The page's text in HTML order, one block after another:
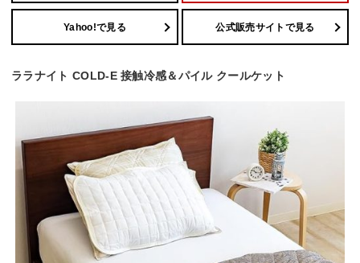
Yahoo!で見る 公式販売サイトで見る
ララナイト COLD-E 接触冷感＆パイル クールケット